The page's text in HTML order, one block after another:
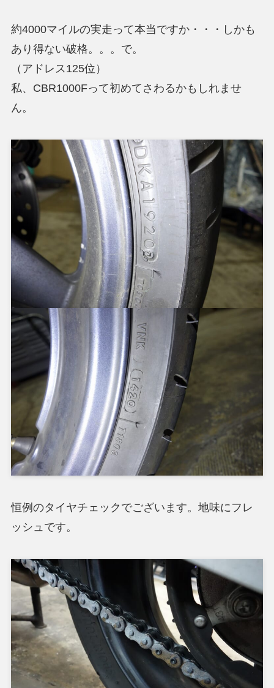
約4000マイルの実走って本当ですか・・・しかも
あり得ない破格。。。で。
（アドレス125位）
私、CBR1000Fって初めてさわるかもしれませ
ん。
恒例のタイヤチェックでございます。地味にフレ
ッシュです。